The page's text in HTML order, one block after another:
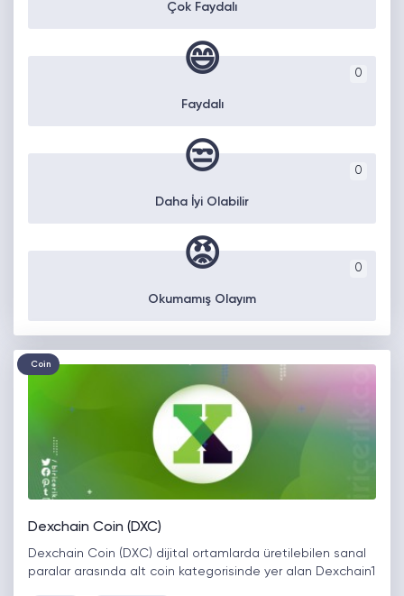
Çok Faydalı
0
😄
Faydalı
0
😒
Daha İyi Olabilir
0
😡
Okumamış Olayım
Coin
Dexchain Coin (DXC)
Dexchain Coin (DXC) dijital ortamlarda üretilebilen sanal
paralar arasında alt coin kategorisinde yer alan Dexchain1